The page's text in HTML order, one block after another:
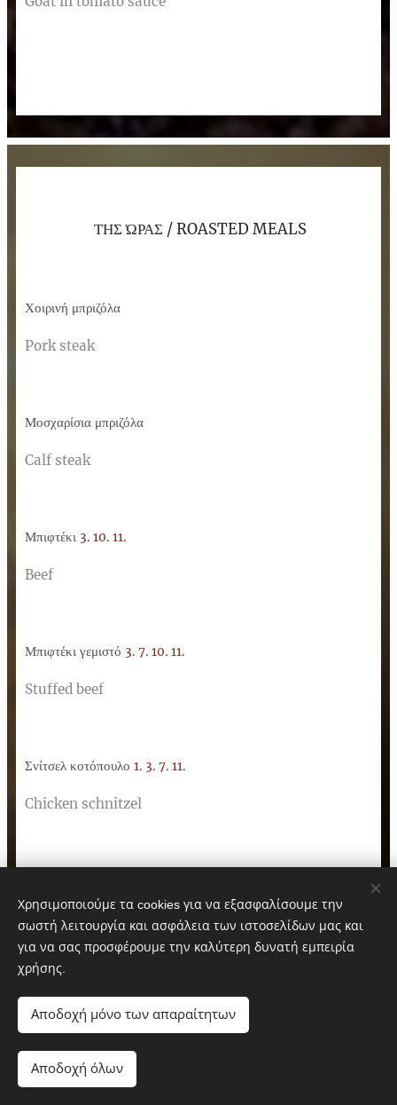
ΤΗΣ ΏΡΑΣ / ROASTED MEALS
Χοιρινή μπριζόλα
Pork steak
Μοσχαρίσια μπριζόλα
Calf steak
Μπιφτέκι 3. 10. 11.
Beef
Μπιφτέκι γεμιστό 3. 7. 10. 11.
Stuffed beef
Σνίτσελ κοτόπουλο 1. 3. 7. 11.
Chicken schnitzel
Grilled chicken
Κοτόπουλο φιλέτο
Chicken fillet
Χρησιμοποιούμε τα cookies για να εξασφαλίσουμε την
σωστή λειτουργία και ασφάλεια των ιστοσελίδων μας και
για να σας προσφέρουμε την καλύτερη δυνατή εμπειρία
χρήσης.
Αποδοχή μόνο των απαραίτητων
Αποδοχή όλων